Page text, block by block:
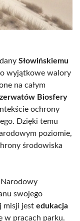
Słowińskiemu
wyjątkowe walory
na całym
Biosfery
ochrony
Dzięki temu
poziomie,
środowiska
Narodowy
swojego
misji jest edukacja
w pracach parku.